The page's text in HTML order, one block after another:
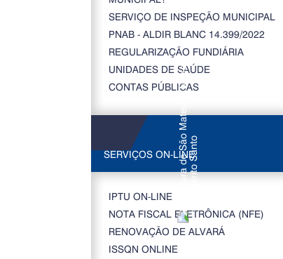
SERVIÇO DE INSPEÇÃO MUNICIPAL
PNAB - ALDIR BLANC 14.399/2022
REGULARIZAÇÃO FUNDIÁRIA
UNIDADES DE SAÚDE
CONTAS PÚBLICAS
SERVIÇOS ON-LINE
IPTU ON-LINE
NOTA FISCAL ELETRÔNICA (NFE)
RENOVAÇÃO DE ALVARÁ
ISSQN ONLINE